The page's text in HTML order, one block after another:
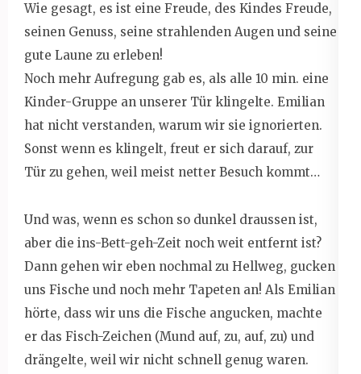
Wie gesagt, es ist eine Freude, des Kindes Freude,
seinen Genuss, seine strahlenden Augen und seine
gute Laune zu erleben!
Noch mehr Aufregung gab es, als alle 10 min. eine
Kinder-Gruppe an unserer Tür klingelte. Emilian
hat nicht verstanden, warum wir sie ignorierten.
Sonst wenn es klingelt, freut er sich darauf, zur
Tür zu gehen, weil meist netter Besuch kommt…
Und was, wenn es schon so dunkel draussen ist,
aber die ins-Bett-geh-Zeit noch weit entfernt ist?
Dann gehen wir eben nochmal zu Hellweg, gucken
uns Fische und noch mehr Tapeten an! Als Emilian
hörte, dass wir uns die Fische angucken, machte
er das Fisch-Zeichen (Mund auf, zu, auf, zu) und
drängelte, weil wir nicht schnell genug waren.